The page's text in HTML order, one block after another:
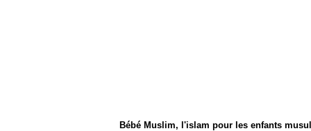
Bébé Muslim, l'islam pour les enfants